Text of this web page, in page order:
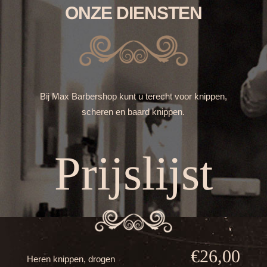
ONZE DIENSTEN
Bij Max Barbershop kunt u terecht voor knippen,
scheren en baard knippen.
Prijslijst
Heren knippen, drogen €26,00